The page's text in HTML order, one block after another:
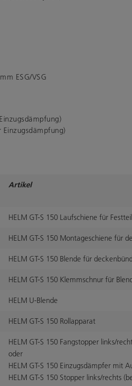
ESG/VSG
Artikel
HELM GT-S 150 Laufschiene für
HELM GT-S 150 Montageschiene für
HELM GT-S 150 Blende für
HELM GT-S 150 Klemmschnur für
HELM U-Blende
HELM GT-S 150 Rollapparat
HELM GT-S 150 Fangstopper links/
oder
HELM GT-S 150 Einzugsdämpfer mit
HELM GT-S 150 Stopper links/rechts